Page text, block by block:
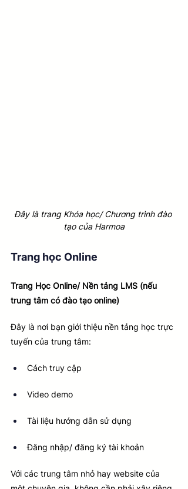
Đây là trang Khóa học/ Chương trình đào
tạo của Harmoa
Trang học Online
Trang Học Online/ Nền tảng LMS (nếu
trung tâm có đào tạo online)
Đây là nơi bạn giới thiệu nền tảng học trực
tuyến của trung tâm:
Cách truy cập
Video demo
Tài liệu hướng dẫn sử dụng
Đăng nhập/ đăng ký tài khoản
Với các trung tâm nhỏ hay website của